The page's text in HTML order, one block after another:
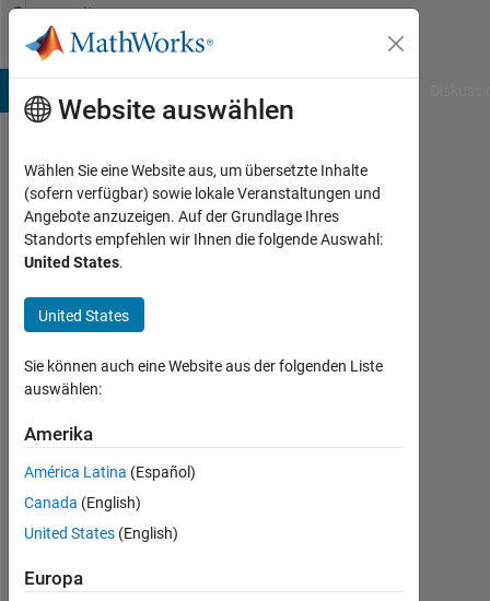
Weiter zum Inhalt
Community
Profile
sintu
kumari
Last
mehr
als 6
Jahre
Aktiv
seit
2020
0
Following:
Website auswählen
Wählen Sie eine Website aus, um übersetzte Inhalte
(sofern verfügbar) sowie lokale Veranstaltungen und
Angebote anzuzeigen. Auf der Grundlage Ihres
Standorts empfehlen wir Ihnen die folgende Auswahl:
United States.
United States
Sie können auch eine Website aus der folgenden Liste
auswählen:
Amerika
América Latina (Español)
Canada (English)
United States (English)
Europa